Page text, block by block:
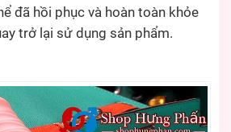
đã hồi phục và hoàn toàn khỏe
trở lại sử dụng sản phẩm.